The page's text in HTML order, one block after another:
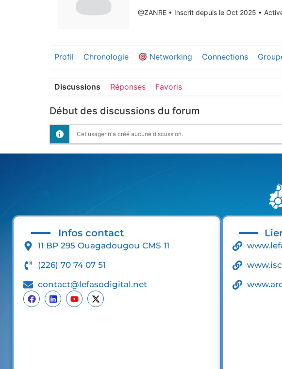
@ZANRE • Inscrit depuis le Oct 2025 •
Profil Chronologie Networking Connections
Discussions Réponses Favoris
Début des discussions du forum
Cet usager n'a créé aucune discussion.
Infos contact
11 BP 295 Ouagadougou CMS 11
(226) 70 74 07 51
contact@lefasodigital.net